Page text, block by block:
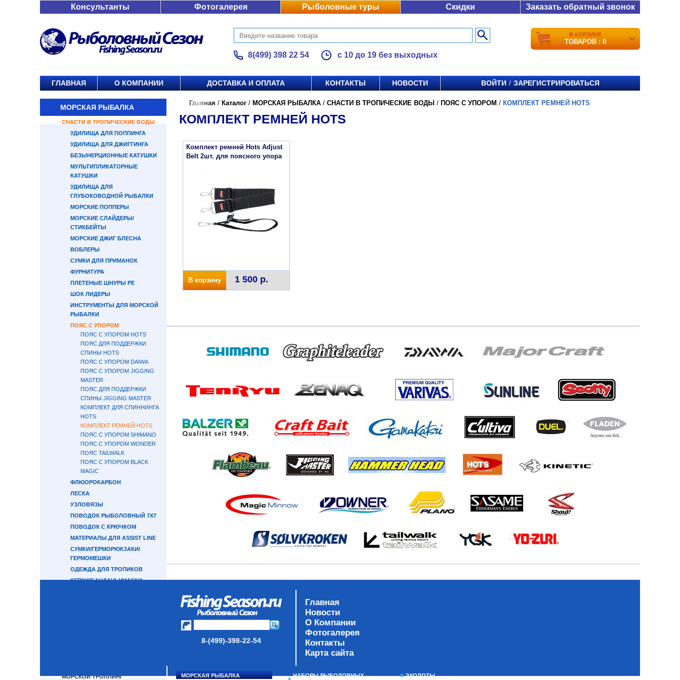
Консультанты Фотогалерея Рыболовные туры Скидки Заказать обратный звонок
8(499) 398 22 54 с 10 до 19 без выходных
В КОРЗИНЕ
ТОВАРОВ : 0
ГЛАВНАЯ О КОМПАНИИ ДОСТАВКА И ОПЛАТА КОНТАКТЫ НОВОСТИ ВОЙТИ / ЗАРЕГИСТРИРОВАТЬСЯ
МОРСКАЯ РЫБАЛКА
СНАСТИ В ТРОПИЧЕСКИЕ ВОДЫ
УДИЛИЩА ДЛЯ ПОППИНГА
УДИЛИЩА ДЛЯ ДЖИГГИНГА
БЕЗЫНЕРЦИОННЫЕ КАТУШКИ
МУЛЬТИПЛИКАТОРНЫЕ
КАТУШКИ
УДИЛИЩА ДЛЯ
ГЛУБОКОВОДНОЙ РЫБАЛКИ
МОРСКИЕ ПОППЕРЫ
МОРСКИЕ СЛАЙДЕРЫ/
СТИКБЕЙТЫ
МОРСКИЕ ДЖИГ БЛЕСНА
ВОБЛЕРЫ
СУМКИ ДЛЯ ПРИМАНОК
ФУРНИТУРА
ПЛЕТЕНЫЕ ШНУРЫ PE
ШОК ЛИДЕРЫ
ИНСТРУМЕНТЫ ДЛЯ МОРСКОЙ
РЫБАЛКИ
ПОЯС С УПОРОМ
ПОЯС С УПОРОМ HOTS
ПОЯС ДЛЯ ПОДДЕРЖКИ
СПИНЫ HOTS
ПОЯС С УПОРОМ DAIWA
ПОЯС С УПОРОМ JIGGING
MASTER
ПОЯС ДЛЯ ПОДДЕРЖКИ
СПИНЫ JIGGING MASTER
КОМПЛЕКТ ДЛЯ СПИННИНГА
HOTS
КОМПЛЕКТ РЕМНЕЙ HOTS
ПОЯС С УПОРОМ SHIMANO
ПОЯС С УПОРОМ WONDER
ПОЯС TAILWALK
ПОЯС С УПОРОМ BLACK
MAGIC
ФЛЮОРОКАРБОН
ЛЕСКА
УЗЛОВЯЗЫ
ПОВОДОК РЫБОЛОВНЫЙ 7Х7
ПОВОДОК С КРЮЧКОМ
МАТЕРИАЛЫ ДЛЯ ASSIST LINE
СУМКИ/ГЕРМОРЮКЗАКИ/
ГЕРМОМЕШКИ
ОДЕЖДА ДЛЯ ТРОПИКОВ
КЕПКИ/БАНДАНЫ/МАСКИ
МОРСКОЙ ТРОЛЛИНГ
Главная / Каталог / МОРСКАЯ РЫБАЛКА / СНАСТИ В ТРОПИЧЕСКИЕ ВОДЫ / ПОЯС С УПОРОМ / КОМПЛЕКТ РЕМНЕЙ HOTS
КОМПЛЕКТ РЕМНЕЙ HOTS
Комплект ремней Hots Adjust
Belt 2шт. для поясного упора
В корзину 1 500 р.
8-(499)-398-22-54
Главная
Новости
О Компании
Фотогалерея
Контакты
Карта сайта
МОРСКАЯ РЫБАЛКА
НАБОРЫ РЫБОЛОВНЫХ
ЭХОЛОТЫ